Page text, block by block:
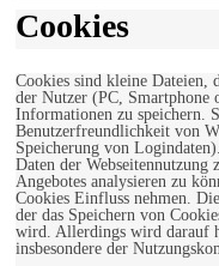
Cookies
Cookies sind kleine Dateien,
der Nutzer (PC, Smartphone
Informationen zu speichern.
Benutzerfreundlichkeit von
Speicherung von
Daten der Webseitennutzung
Angebotes analysieren zu
Cookies Einfluss nehmen.
der das Speichern von
wird. Allerdings wird darauf
insbesondere der